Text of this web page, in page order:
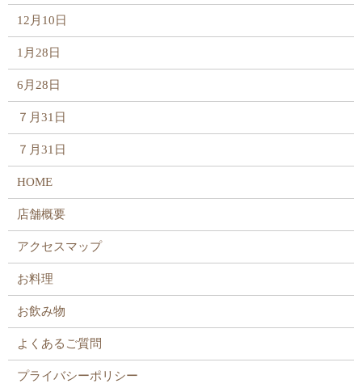
12月10日
1月28日
6月28日
７月31日
７月31日
HOME
店舗概要
アクセスマップ
お料理
お飲み物
よくあるご質問
プライバシーポリシー